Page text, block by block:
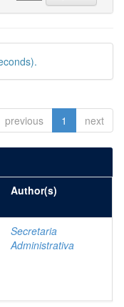
previous 1 next
Author(s)
Secretaria
Administrativa